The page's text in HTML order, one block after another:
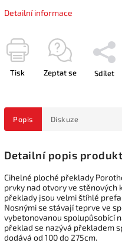
Detailní informace
Tisk Zeptat se Sdílet
Popis Diskuze
Detailní popis
Cihelné ploché překlady
prvky nad otvory ve stěnových
překlady jsou velmi štíhlé
Nosnými se stávají teprve ve
vybetonovanou spolupůsobící
překlad se nazývá překladem
dodává od 100 do 275cm.